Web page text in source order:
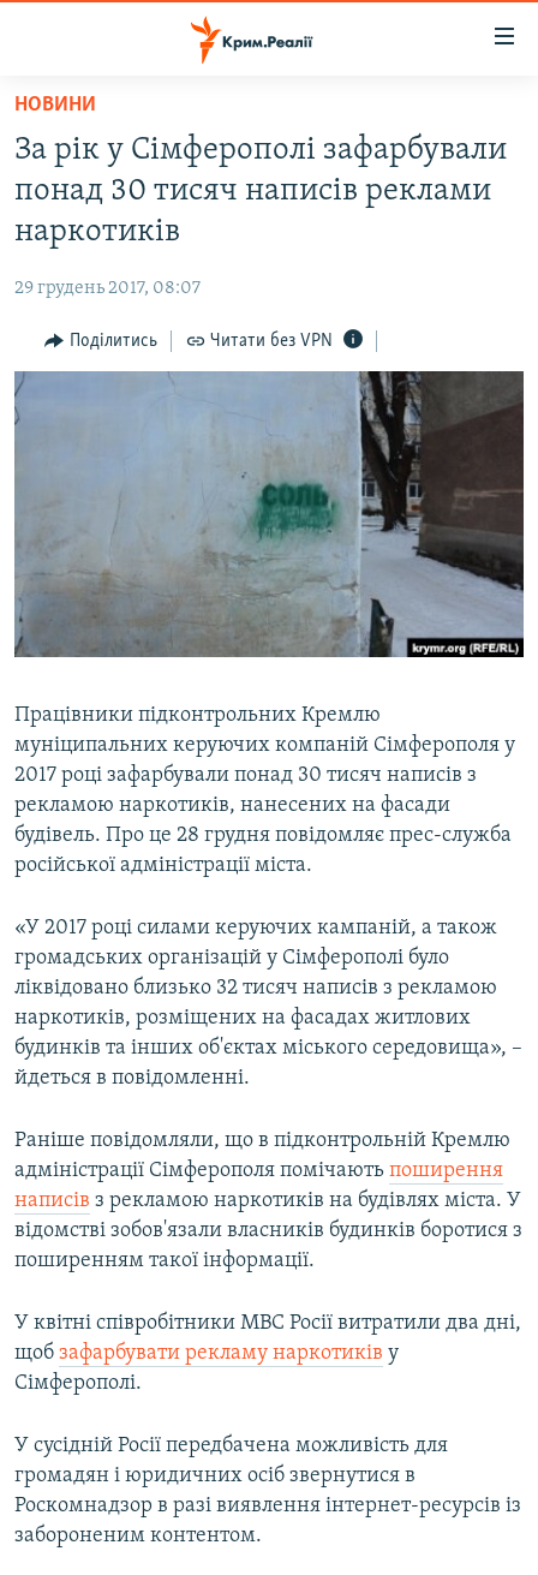
Перейти
основного
матеріалу
до
основної
навігації
Перейти
до
пошуку
ВОДА.КРИМ
ВІДЕО ТА ФОТО
БЛОГИ
ПОГЛЯД
ІНТЕРВ'Ю
ДЕПОРТАЦІЯ
ВІДЕОУРОКИ «ELIFBE»
СВІДЧЕННЯ ОКУПАЦІЇ
УКРАЇНСЬКА ПРОБЛЕМА КРИМУ
ЯК ОБІЙТИ БЛОКУВАННЯ
Русский
Qırımtatar
Усі сайти RFE/RL
НОВИНИ
За рік у Сімферополі зафарбували
понад 30 тисяч написів реклами
наркотиків
29 грудень 2017, 08:07
Поділитись Читати без VPN
Працівники підконтрольних Кремлю
муніципальних керуючих компаній Сімферополя у
2017 році зафарбували понад 30 тисяч написів з
рекламою наркотиків, нанесених на фасади
будівель. Про це 28 грудня повідомляє прес-служба
російської адміністрації міста.
«У 2017 році силами керуючих кампаній, а також
громадських організацій у Сімферополі було
ліквідовано близько 32 тисяч написів з рекламою
наркотиків, розміщених на фасадах житлових
будинків та інших об'єктах міського середовища», –
йдеться в повідомленні.
Раніше повідомляли, що в підконтрольній Кремлю
адміністрації Сімферополя помічають поширення
написів з рекламою наркотиків на будівлях міста. У
відомстві зобов'язали власників будинків боротися з
поширенням такої інформації.
У квітні співробітники МВС Росії витратили два дні,
щоб зафарбувати рекламу наркотиків у
Сімферополі.
У сусідній Росії передбачена можливість для
громадян і юридичних осіб звернутися в
Роскомнадзор в разі виявлення інтернет-ресурсів із
забороненим контентом.